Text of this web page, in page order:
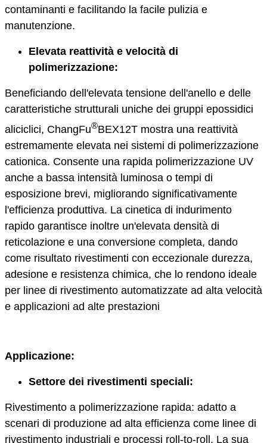
contaminanti e facilitando la facile pulizia e
manutenzione.
Elevata reattività e velocità di
polimerizzazione:
Beneficiando dell'elevata tensione dell'anello e delle
caratteristiche strutturali uniche dei gruppi epossidici
aliciclici, ChangFu®BEX12T mostra una reattività
estremamente elevata nei sistemi di polimerizzazione
cationica. Consente una rapida polimerizzazione UV
anche a bassa intensità luminosa o tempi di
esposizione brevi, migliorando significativamente
l'efficienza produttiva. La cinetica di indurimento
rapido garantisce inoltre un'elevata densità di
reticolazione e una conversione completa, dando
come risultato rivestimenti con eccezionale durezza,
adesione e resistenza chimica, che lo rendono ideale
per linee di rivestimento automatizzate ad alta velocità
e applicazioni ad alte prestazioni
Applicazione:
Settore dei rivestimenti speciali:
Rivestimento a polimerizzazione rapida: adatto a
scenari di produzione ad alta efficienza come linee di
rivestimento industriali e processi roll-to-roll. La sua